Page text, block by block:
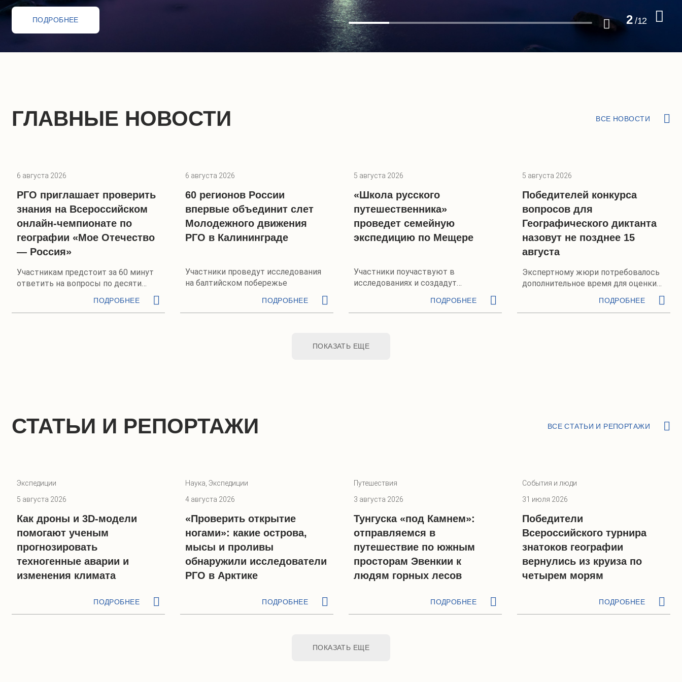
ПОДРОБНЕЕ
ПОДРОБНЕЕ
ПОДРОБНЕЕ
ПОДРОБНЕЕ
ПОДРОБНЕЕ
ПОДРОБНЕЕ
ПОДРОБНЕЕ
ПОДРОБНЕЕ
ПОДРОБНЕЕ
ПОДРОБНЕЕ
ПОДРОБНЕЕ
ПОДРОБНЕЕ
ПОДРОБНЕЕ
ПОДРОБНЕЕ
ПОДРОБНЕЕ
ПОДРОБНЕЕ
ПОДРОБНЕЕ
ПОДРОБНЕЕ
ПОДРОБНЕЕ
ПОДРОБНЕЕ
ПОДРОБНЕЕ
ПОДРОБНЕЕ 3 /12
ГЛАВНЫЕ НОВОСТИ ВСЕ НОВОСТИ
6 августа 2026
РГО приглашает проверить
знания на Всероссийском
онлайн-чемпионате по
географии «Мое Отечество
— Россия»
Участникам предстоит за 60 минут
ответить на вопросы по десяти
ПОДРОБНЕЕ
6 августа 2026
60 регионов России
впервые объединит слет
Молодежного движения
РГО в Калининграде
Участники проведут исследования
на балтийском побережье
ПОДРОБНЕЕ
5 августа 2026
«Школа русского
путешественника»
проведет семейную
экспедицию по Мещере
Участники поучаствуют в
исследованиях и создадут
ПОДРОБНЕЕ
5 августа 2026
Победителей конкурса
вопросов для
Географического диктанта
назовут не позднее 15
августа
Экспертному жюри потребовалось
дополнительное время для оценки
ПОДРОБНЕЕ
ПОКАЗАТЬ ЕЩЕ
СТАТЬИ И РЕПОРТАЖИ ВСЕ СТАТЬИ И РЕПОРТАЖИ
Экспедиции
5 августа 2026
Как дроны и 3D-модели
помогают ученым
прогнозировать
техногенные аварии и
изменения климата
ПОДРОБНЕЕ
Наука, Экспедиции
4 августа 2026
«Проверить открытие
ногами»: какие острова,
мысы и проливы
обнаружили исследователи
РГО в Арктике
ПОДРОБНЕЕ
Путешествия
3 августа 2026
Тунгуска «под Камнем»:
отправляемся в
путешествие по южным
просторам Эвенкии к
людям горных лесов
ПОДРОБНЕЕ
События и люди
31 июля 2026
Победители
Всероссийского турнира
знатоков географии
вернулись из круиза по
четырем морям
ПОДРОБНЕЕ
ПОКАЗАТЬ ЕЩЕ